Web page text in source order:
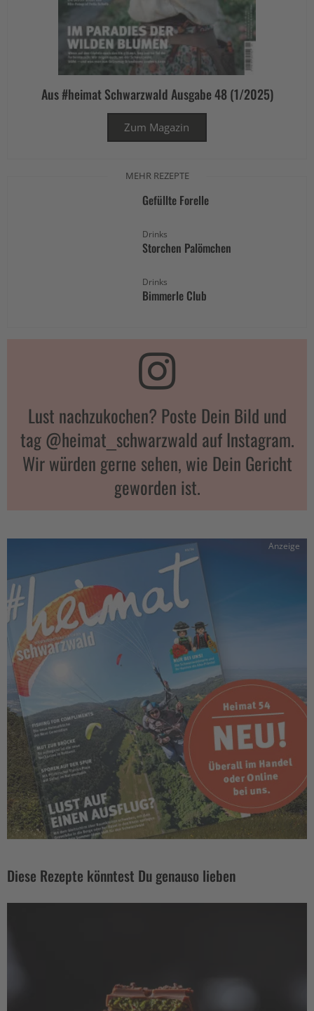
Aus #heimat Schwarzwald Ausgabe 48 (1/2025)
Zum Magazin
MEHR REZEPTE
Gefüllte Forelle
Drinks
Storchen Palömchen
Drinks
Bimmerle Club
Lust nachzukochen? Poste Dein Bild und
tag @heimat_schwarzwald auf Instagram.
Wir würden gerne sehen, wie Dein Gericht
geworden ist.
Anzeige
Diese Rezepte könntest Du genauso lieben